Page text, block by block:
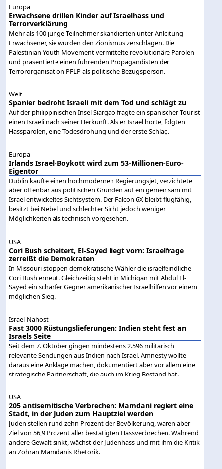
Europa
Erwachsene drillen Kinder auf Israelhass und
Terrorverklärung
Mehr als 100 junge Teilnehmer skandierten unter Anleitung
Erwachsener, sie würden den Zionismus zerschlagen. Die
Palestinian Youth Movement vermittelte revolutionäre Parolen
und präsentierte einen führenden Propagandisten der
Terrororganisation PFLP als politische Bezugsperson.
Welt
Spanier bedroht Israeli mit dem Tod und schlägt zu
Auf der philippinischen Insel Siargao fragte ein spanischer Tourist
einen Israeli nach seiner Herkunft. Als er Israel hörte, folgten
Hassparolen, eine Todesdrohung und der erste Schlag.
Europa
Irlands Israel-Boykott wird zum 53-Millionen-Euro-
Eigentor
Dublin kaufte einen hochmodernen Regierungsjet, verzichtete
aber offenbar aus politischen Gründen auf ein gemeinsam mit
Israel entwickeltes Sichtsystem. Der Falcon 6X bleibt flugfähig,
besitzt bei Nebel und schlechter Sicht jedoch weniger
Möglichkeiten als technisch vorgesehen.
USA
Cori Bush scheitert, El-Sayed liegt vorn: Israelfrage
zerreißt die Demokraten
In Missouri stoppen demokratische Wähler die israelfeindliche
Cori Bush erneut. Gleichzeitig steht in Michigan mit Abdul El-
Sayed ein scharfer Gegner amerikanischer Israelhilfen vor einem
möglichen Sieg.
Israel-Nahost
Fast 3000 Rüstungslieferungen: Indien steht fest an
Israels Seite
Seit dem 7. Oktober gingen mindestens 2.596 militärisch
relevante Sendungen aus Indien nach Israel. Amnesty wollte
daraus eine Anklage machen, dokumentiert aber vor allem eine
strategische Partnerschaft, die auch im Krieg Bestand hat.
USA
205 antisemitische Verbrechen: Mamdani regiert eine
Stadt, in der Juden zum Hauptziel werden
Juden stellen rund zehn Prozent der Bevölkerung, waren aber
Ziel von 56,9 Prozent aller bestätigten Hassverbrechen. Während
andere Gewalt sinkt, wächst der Judenhass und mit ihm die Kritik
an Zohran Mamdanis Rhetorik.